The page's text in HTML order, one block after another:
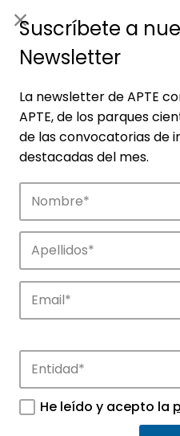
Empresas
Descubre las
innovación en los
E
Suscríbete a
Newsletter
La newsletter de APTE
APTE, de los parques
de las convocatorias de
destacadas del mes.
He leído y acepto la